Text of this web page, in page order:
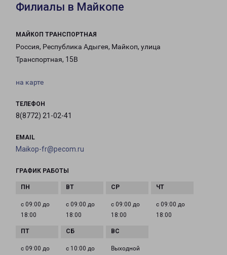
Филиалы в Майкопе
МАЙКОП ТРАНСПОРТНАЯ
Россия, Республика Адыгея, Майкоп, улица
Транспортная, 15В
на карте
ТЕЛЕФОН
8(8772) 21-02-41
EMAIL
Maikop-fr@pecom.ru
ГРАФИК РАБОТЫ
с 09:00 до
18:00
с 09:00 до
18:00
с 09:00 до
18:00
с 09:00 до
18:00
с 09:00 до
с 10:00 до
Выходной